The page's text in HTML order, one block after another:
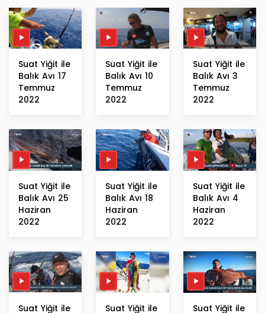
Suat Yiğit ile
Balık Avı 17
Temmuz
2022
Suat Yiğit ile
Balık Avı 10
Temmuz
2022
Suat Yiğit ile
Balık Avı 3
Temmuz
2022
Suat Yiğit ile
Balık Avı 25
Haziran
2022
Suat Yiğit ile
Balık Avı 18
Haziran
2022
Suat Yiğit ile
Balık Avı 4
Haziran
2022
Suat Yiğit ile
Suat Yiğit ile
Suat Yiğit ile